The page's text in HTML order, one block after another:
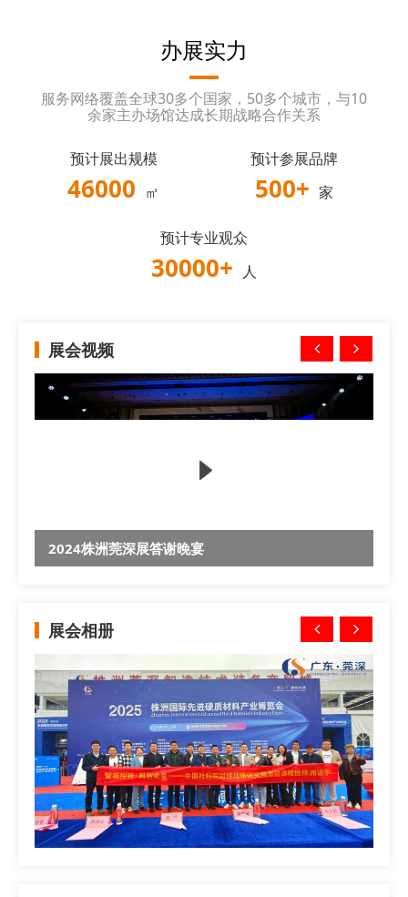
办展实力
服务网络覆盖全球30多个国家，50多个城市，与10
余家主办场馆达成长期战略合作关系
预计展出规模
46000 ㎡
预计参展品牌
500+ 家
预计专业观众
30000+ 人
展会视频
2024株洲莞深展答谢晚宴
展会相册